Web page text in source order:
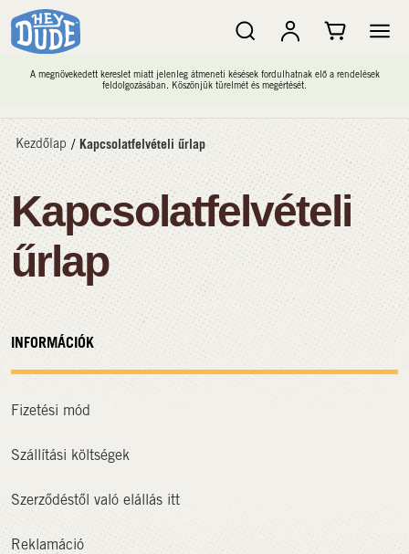
A megnövekedett kereslet miatt jelenleg átmeneti késések fordulhatnak elő a rendelések
feldolgozásában. Köszönjük türelmét és megértését.
Kezdőlap / Kapcsolatfelvételi űrlap
Kapcsolatfelvételi
űrlap
INFORMÁCIÓK
Fizetési mód
Szállítási költségek
Szerződéstől való elállás itt
Reklamáció